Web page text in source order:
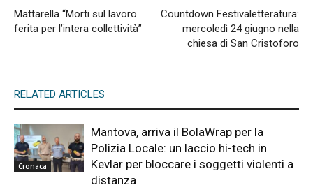
Mattarella “Morti sul lavoro
ferita per l’intera collettività”
Countdown Festivaletteratura:
mercoledì 24 giugno nella
chiesa di San Cristoforo
RELATED ARTICLES
Cronaca
Mantova, arriva il BolaWrap per la
Polizia Locale: un laccio hi-tech in
Kevlar per bloccare i soggetti violenti a
distanza